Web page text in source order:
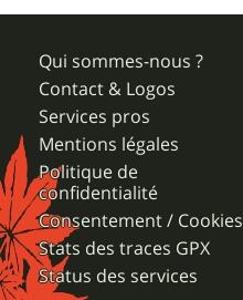
Qui sommes-nous ?
Contact & Logos
Services pros
Mentions légales
Politique de
confidentialité
Consentement / Cookies
Stats des traces GPX
Status des services